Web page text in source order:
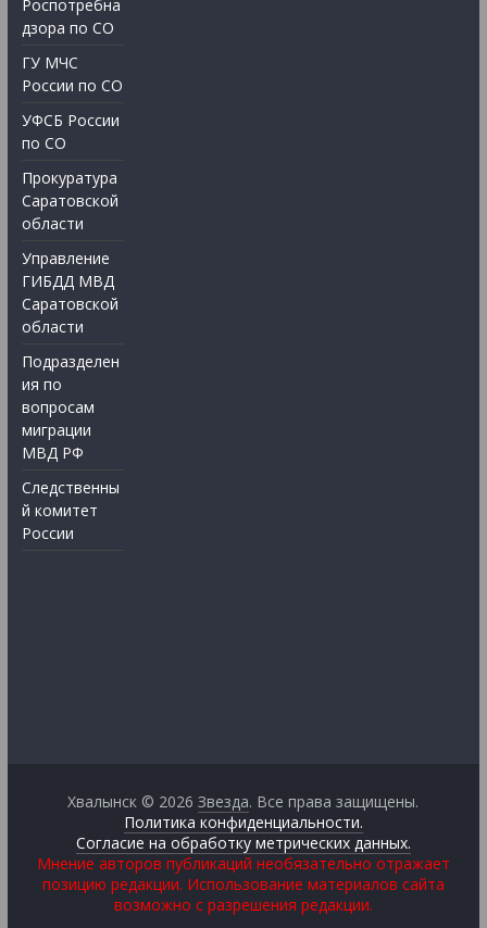
Роспотребна
дзора по СО
ГУ МЧС
России по СО
УФСБ России
по СО
Прокуратура
Саратовской
области
Управление
ГИБДД МВД
Саратовской
области
Подразделен
ия по
вопросам
миграции
МВД РФ
Следственны
й комитет
России
Хвалынск © 2026Звезда. Все права защищены.
Политика конфиденциальности.
Согласие на обработку метрических данных.
Мнение авторов публикаций необязательно отражает
позицию редакции. Использование материалов сайта
возможно с разрешения редакции.